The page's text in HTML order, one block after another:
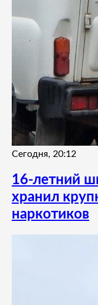
Сегодня, 20:12
16-летний
хранил
наркотиков